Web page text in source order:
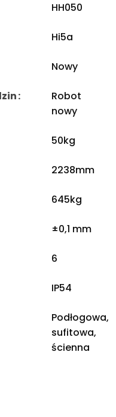
HH050
Hi5a
Nowy
Robot
nowy
50kg
2238mm
645kg
±0,1 mm
6
IP54
Podłogowa,
sufitowa,
ścienna